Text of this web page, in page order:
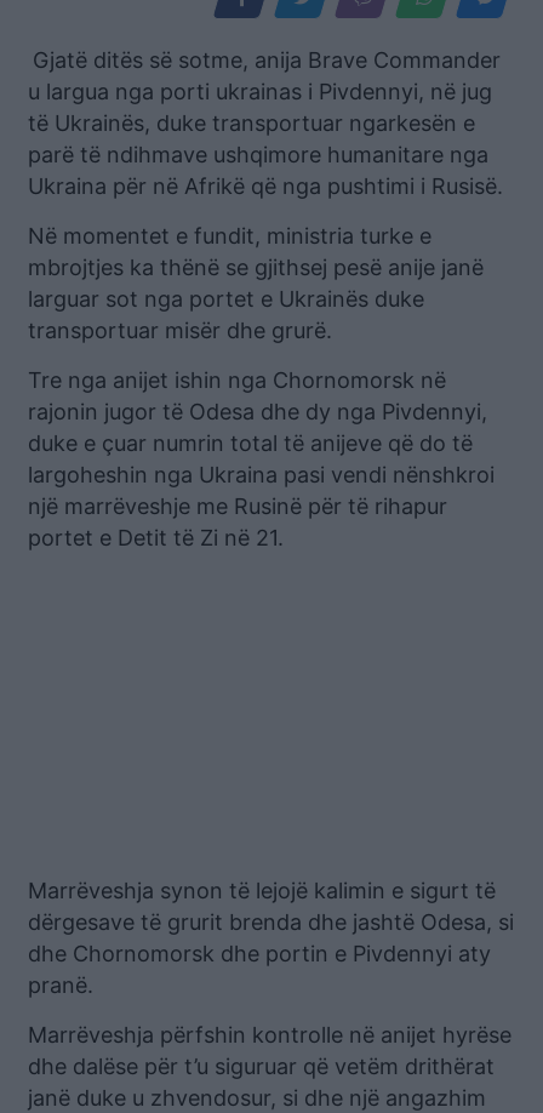
Gjatë ditës së sotme, anija Brave Commander
u largua nga porti ukrainas i Pivdennyi, në jug
të Ukrainës, duke transportuar ngarkesën e
parë të ndihmave ushqimore humanitare nga
Ukraina për në Afrikë që nga pushtimi i Rusisë.
Në momentet e fundit, ministria turke e
mbrojtjes ka thënë se gjithsej pesë anije janë
larguar sot nga portet e Ukrainës duke
transportuar misër dhe grurë.
Tre nga anijet ishin nga Chornomorsk në
rajonin jugor të Odesa dhe dy nga Pivdennyi,
duke e çuar numrin total të anijeve që do të
largoheshin nga Ukraina pasi vendi nënshkroi
një marrëveshje me Rusinë për të rihapur
portet e Detit të Zi në 21.
Marrëveshja synon të lejojë kalimin e sigurt të
dërgesave të grurit brenda dhe jashtë Odesa, si
dhe Chornomorsk dhe portin e Pivdennyi aty
pranë.
Marrëveshja përfshin kontrolle në anijet hyrëse
dhe dalëse për t’u siguruar që vetëm drithërat
janë duke u zhvendosur, si dhe një angazhim